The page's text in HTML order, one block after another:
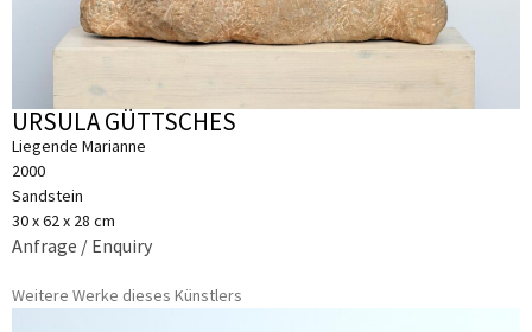
URSULA GÜTTSCHES
Liegende Marianne
2000
Sandstein
30 x 62 x 28 cm
Anfrage / Enquiry
Weitere Werke dieses Künstlers